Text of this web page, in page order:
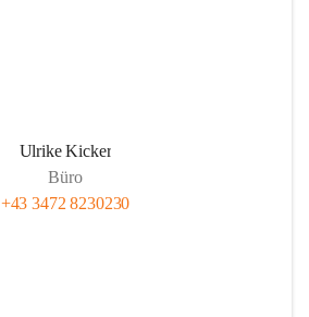
Ulrike Kicker
Büro
+43 3472 8230230